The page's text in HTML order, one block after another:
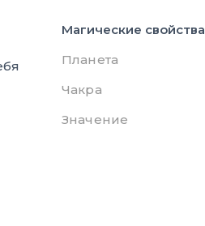
Магические свойства
Планета
Чакра
Значение